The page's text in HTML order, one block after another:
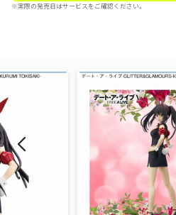
※実際の発売日はサービスをご確認ください。